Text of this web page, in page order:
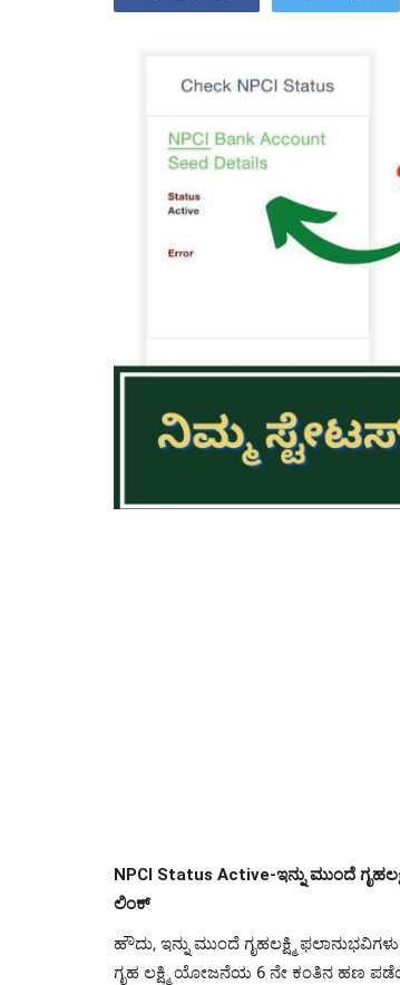
NPCI Status Active-ಇನ್ನು ಮುಂದೆ
ಲಿಂಕ್
ಹೌದು, ಇನ್ನು ಮುಂದೆ ಗೃಹಲಕ್ಷ್ಮಿ
ಗೃಹ ಲಕ್ಷ್ಮಿ ಯೋಜನೆಯ 6 ನೇ ಕಂತಿನ ಹಣ